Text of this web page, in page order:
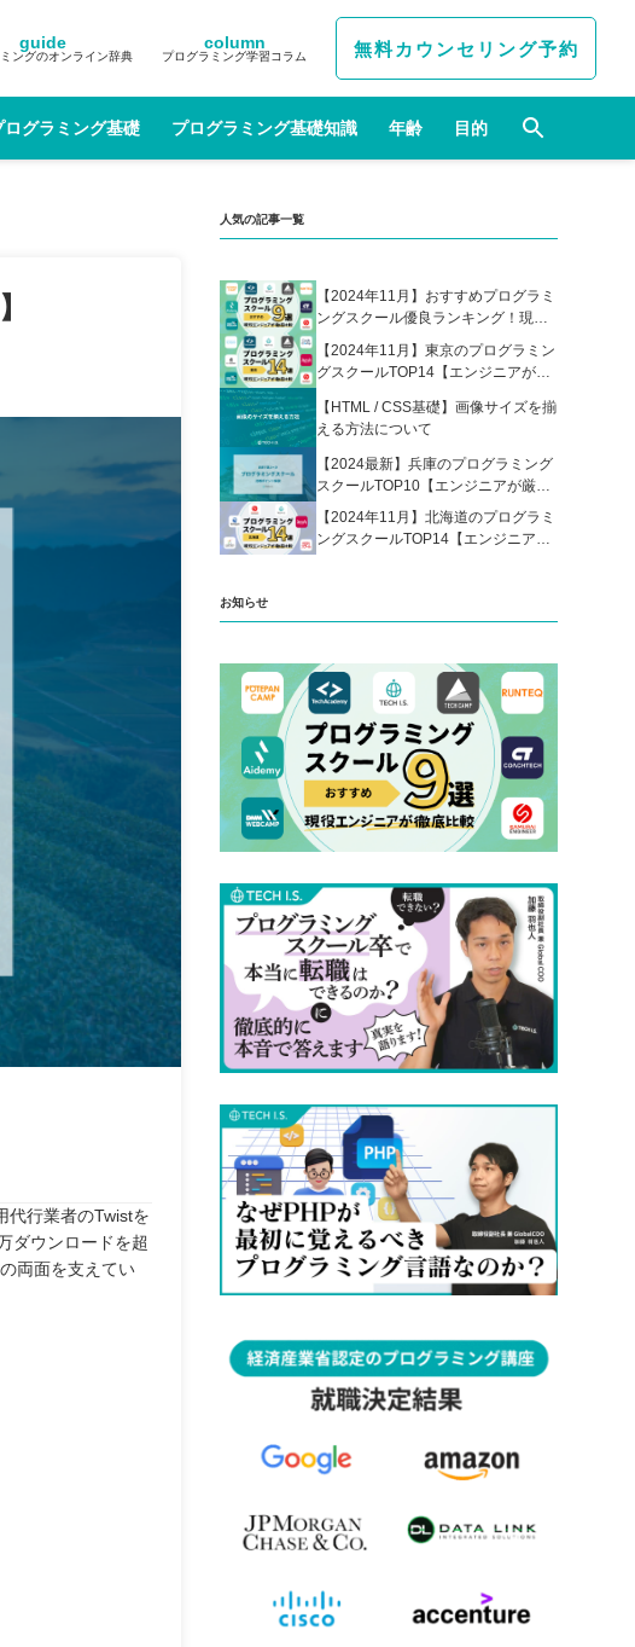
guide
ングのオンライン辞典
column
プログラミング学習コラム 無料カウンセリング予約
ログラミング基礎 プログラミング基礎知識 年齢 目的
代行業者のTwistを
ダウンロードを超
両面を支えてい
人気の記事一覧
【2024年11月】おすすめプログラミ
ングスクール優良ランキング！現役
エンジニアが選んだ人気プログラミ
ングスクールの比較表あり
【2024年11月】東京のプログラミン
グスクールTOP14【エンジニアが厳
【HTML / CSS基礎】画像サイズを揃
える方法について
【2024最新】兵庫のプログラミング
スクールTOP10【エンジニアが厳
選】
【2024年11月】北海道のプログラミ
ングスクールTOP14【エンジニアが
お知らせ